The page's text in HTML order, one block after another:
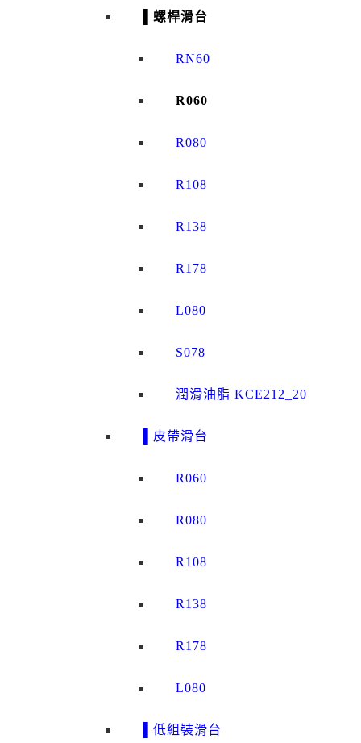
▌螺桿滑台
RN60
R060
R080
R108
R138
R178
L080
S078
潤滑油脂 KCE212_20
▌皮帶滑台
R060
R080
R108
R138
R178
L080
▌低組裝滑台